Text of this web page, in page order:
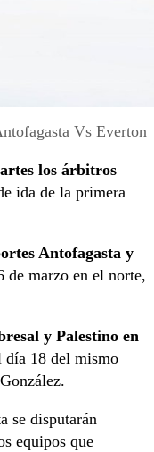
Vs Everton
los árbitros
ida de la primera
Antofagasta y
de marzo en el norte,
y Palestino en
día 18 del mismo
se disputarán
equipos que